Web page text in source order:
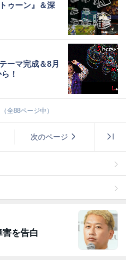
ゥーン』＆深
ーマ完成＆8月
！
全88ページ中）
次のページ
を告白